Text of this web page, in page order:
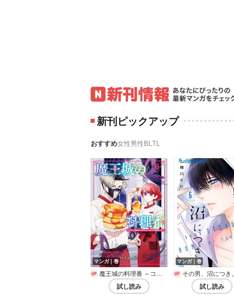
新刊ピックアップ
おすすめ女性男性 BL TL
マンガ｜巻
魔王城の料理番 ～コワモテ魔族ばかりだけど、ホワイトな職場です～
試し読み
マンガ｜巻
その男、沼につき。
試し読み